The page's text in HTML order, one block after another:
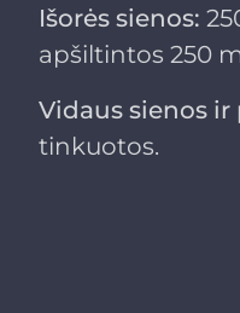
Išorės sienos:
apšiltintos 250
Vidaus sienos ir
tinkuotos.